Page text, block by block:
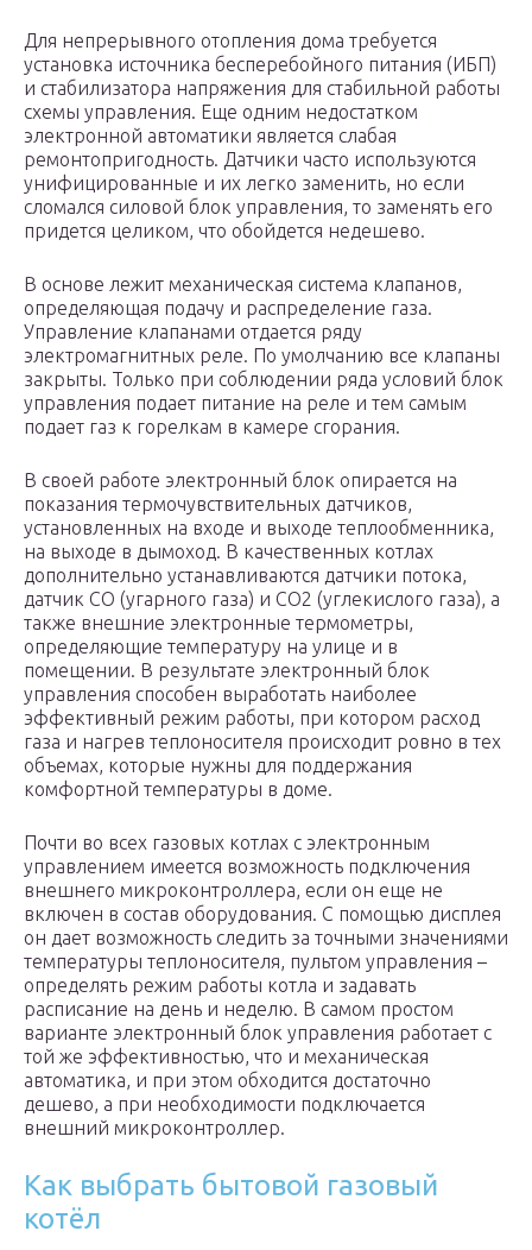
Для непрерывного отопления дома требуется
установка источника бесперебойного питания (ИБП)
и стабилизатора напряжения для стабильной работы
схемы управления. Еще одним недостатком
электронной автоматики является слабая
ремонтопригодность. Датчики часто используются
унифицированные и их легко заменить, но если
сломался силовой блок управления, то заменять его
придется целиком, что обойдется недешево.
В основе лежит механическая система клапанов,
определяющая подачу и распределение газа.
Управление клапанами отдается ряду
электромагнитных реле. По умолчанию все клапаны
закрыты. Только при соблюдении ряда условий блок
управления подает питание на реле и тем самым
подает газ к горелкам в камере сгорания.
В своей работе электронный блок опирается на
показания термочувствительных датчиков,
установленных на входе и выходе теплообменника,
на выходе в дымоход. В качественных котлах
дополнительно устанавливаются датчики потока,
датчик СО (угарного газа) и СО2 (углекислого газа), а
также внешние электронные термометры,
определяющие температуру на улице и в
помещении. В результате электронный блок
управления способен выработать наиболее
эффективный режим работы, при котором расход
газа и нагрев теплоносителя происходит ровно в тех
объемах, которые нужны для поддержания
комфортной температуры в доме.
Почти во всех газовых котлах с электронным
управлением имеется возможность подключения
внешнего микроконтроллера, если он еще не
включен в состав оборудования. С помощью дисплея
он дает возможность следить за точными значениями
температуры теплоносителя, пультом управления –
определять режим работы котла и задавать
расписание на день и неделю. В самом простом
варианте электронный блок управления работает с
той же эффективностью, что и механическая
автоматика, и при этом обходится достаточно
дешево, а при необходимости подключается
внешний микроконтроллер.
Как выбрать бытовой газовый
котёл